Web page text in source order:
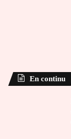
En continu